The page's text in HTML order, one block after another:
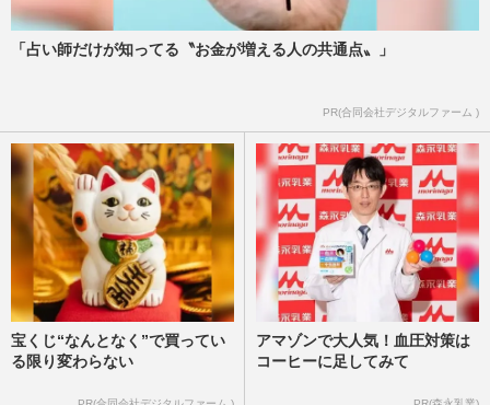
「占い師だけが知ってる〝お金が増える人の共通点〟」
PR(合同会社デジタルファーム )
宝くじ“なんとなく”で買ってい
る限り変わらない
アマゾンで大人気！血圧対策は
コーヒーに足してみて